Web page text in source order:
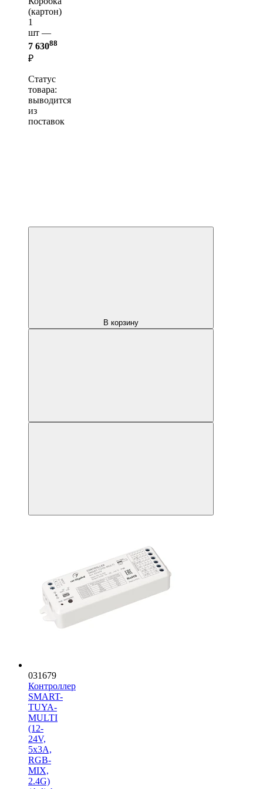
(картон)
1
шт —
7 63088
₽
Статус
товара:
выводится
из
поставок
В корзину
031679
Контроллер
SMART-
TUYA-
MULTI
(12-
24V,
5x3A,
RGB-
MIX,
2.4G)